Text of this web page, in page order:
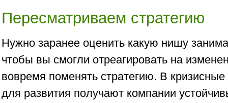
Пересматриваем стратегию
Нужно заранее оценить какую нишу
чтобы вы смогли отреагировать на
вовремя поменять стратегию. В
для развития получают компании